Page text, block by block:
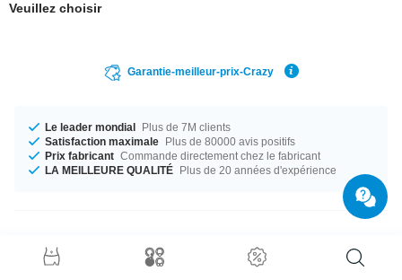
Veuillez choisir
Garantie-meilleur-prix-Crazy
Le leader mondial Plus de 7M clients
Satisfaction maximale Plus de 80000 avis positifs
Prix fabricant Commande directement chez le fabricant
LA MEILLEURE QUALITÉ Plus de 20 années d'expérience
Détails produit